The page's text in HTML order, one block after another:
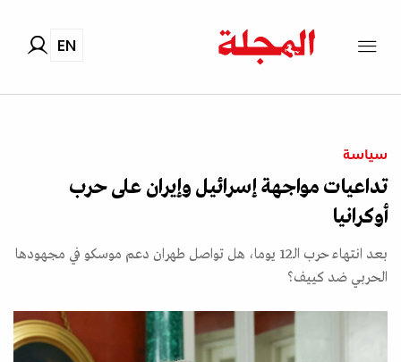
EN
سياسة
تداعيات مواجهة إسرائيل وإيران على حرب
أوكرانيا
بعد انتهاء حرب الـ12 يوما، هل تواصل طهران دعم موسكو في مجهودها
الحربي ضد كييف؟